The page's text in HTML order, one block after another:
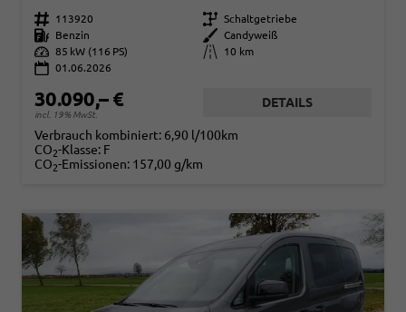
Fahrzeugnr. 113920 Getriebe Schaltgetriebe
Kraftstoff
Benzin Außenfarbe
Candyweiß
Leistung 85 kW (116 PS) Kilometerstand
10 km
01.06.2026
30.090,– €
incl. 19% MwSt.
DETAILS
Verbrauch kombiniert: 6,90 l/100km
CO2-Klasse: F
CO2-Emissionen: 157,00 g/km